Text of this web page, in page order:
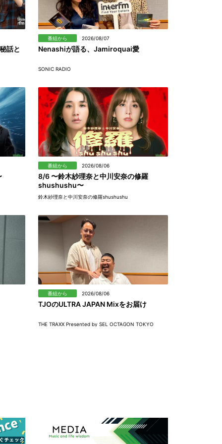
話と
番組から 2026/08/07
Nenashiが語る、Jamiroquai愛
SONIC RADIO
番組から 2026/08/06
8/6 〜鈴木紗理奈と中川安奈の修羅
shushushu〜
鈴木紗理奈と中川安奈の修羅shushushu
番組から 2026/08/06
TJOのULTRA JAPAN Mixをお届け
THE TRAXX Presented by SEL OCTAGON TOKYO